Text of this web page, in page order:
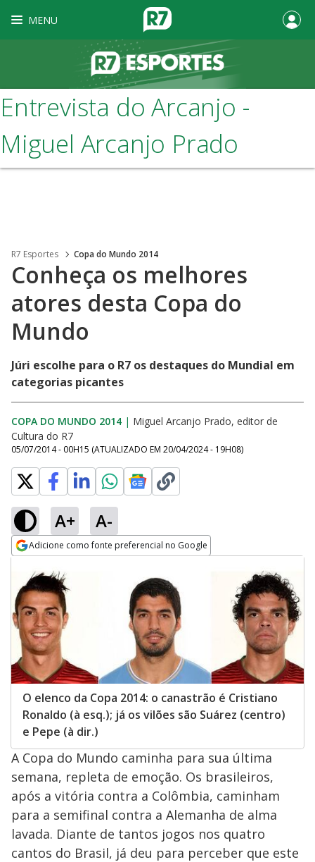
MENU
Entrevista do Arcanjo -
Miguel Arcanjo Prado
R7 Esportes Copa do Mundo 2014
Conheça os melhores
atores desta Copa do
Mundo
Júri escolhe para o R7 os destaques do Mundial em
categorias picantes
COPA DO MUNDO 2014 | Miguel Arcanjo Prado, editor de
Cultura do R7
05/07/2014 - 00H15 (ATUALIZADO EM 20/04/2024 - 19H08)
A+ A-
Adicione como fonte preferencial no Google
O elenco da Copa 2014: o canastrão é Cristiano
Ronaldo (à esq.); já os vilões são Suárez (centro)
e Pepe (à dir.)
A Copa do Mundo caminha para sua última
semana, repleta de emoção. Os brasileiros,
após a vitória contra a Colômbia, caminham
para a semifinal contra a Alemanha de alma
lavada. Diante de tantos jogos nos quatro
cantos do Brasil, já deu para perceber que este